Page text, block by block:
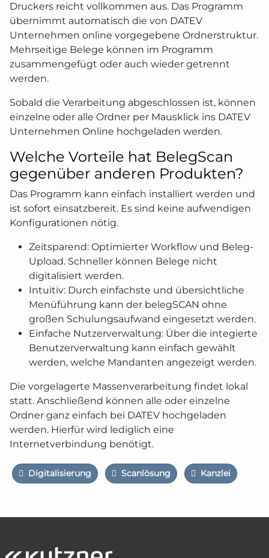
Druckers reicht vollkommen aus. Das Programm
übernimmt automatisch die von DATEV
Unternehmen online vorgegebene Ordnerstruktur.
Mehrseitige Belege können im Programm
zusammengefügt oder auch wieder getrennt
werden.
Sobald die Verarbeitung abgeschlossen ist, können
einzelne oder alle Ordner per Mausklick ins DATEV
Unternehmen Online hochgeladen werden.
Welche Vorteile hat BelegScan
gegenüber anderen Produkten?
Das Programm kann einfach installiert werden und
ist sofort einsatzbereit. Es sind keine aufwendigen
Konfigurationen nötig.
Zeitsparend: Optimierter Workflow und Beleg-
Upload. Schneller können Belege nicht
digitalisiert werden.
Intuitiv: Durch einfachste und übersichtliche
Menüführung kann der belegSCAN ohne
großen Schulungsaufwand eingesetzt werden.
Einfache Nutzerverwaltung: Über die integierte
Benutzerverwaltung kann einfach gewählt
werden, welche Mandanten angezeigt werden.
Die vorgelagerte Massenverarbeitung findet lokal
statt. Anschließend können alle oder einzelne
Ordner ganz einfach bei DATEV hochgeladen
werden. Hierfür wird lediglich eine
Internetverbindung benötigt.
Digitalisierung Scanlösung Kanzlei